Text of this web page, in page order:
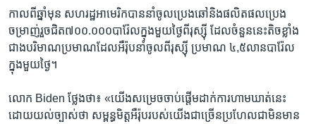
កាល​ពី​ឆ្នាំ​មុន សហរដ្ឋ​អាមេរិក​បាន​នាំ​ចូល​ប្រេងឆៅ​និង​ផលិតផល​ប្រេង​
ចម្រាញ់​រួច​ជិត​៧០០.០០០​បារ៉ែល​ក្នុង​មួយ​ថ្ងៃ​ពី​រុស្ស៊ី ដែល​ចំនួន​នេះ​តិច​ខ្លាំង​
ជាងបរិមាណ​ប្រមាណ​ដែល​អឺរ៉ុប​នាំ​ចូល​ពី​រុស្ស៊ី ប្រមាណ ​៤,៥​លាន​បារ៉ែល​
ក្នុង​មួយ​ថ្ងៃ។​
លោក Biden ថ្លែង​ថា៖ «យើង​សម្រេចចាប់ផ្តើម​ដាក់​ការ​ហាមឃាត់​នេះ
ដោយ​យល់​ច្បាស់​ថា​ សម្ពន្ធមិត្ត​អឺរ៉ុប​របស់​យើង​ជា​ច្រើនប្រហែល​ជា​មិន​មាន​